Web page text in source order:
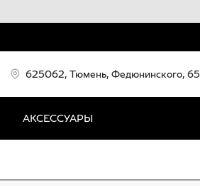
625062, Тюмень, Федюнинского, 65
АКСЕССУАРЫ